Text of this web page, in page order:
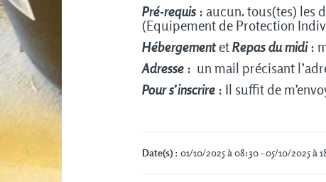
Pré-requis: aucun. tous(tes) les
(Equipement de Protection
HébergementetRepas du midi :
Adresse: un mail précisant
Pour s’inscrire: Il suffit de
Date(s): 01/10/2025 à 08:30 - 05/10/2025 à